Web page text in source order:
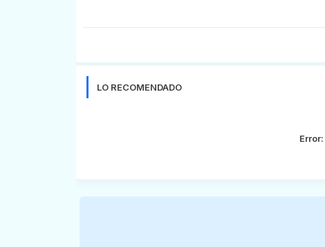
LO RECOMENDADO
Error: